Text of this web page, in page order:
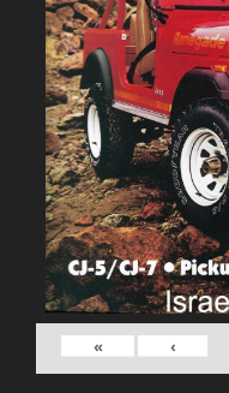
›
»